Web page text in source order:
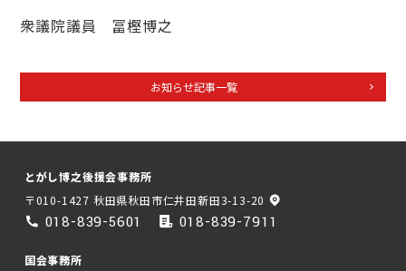
衆議院議員 冨樫博之
お知らせ記事一覧
とがし博之後援会事務所
〒010-1427 秋田県秋田市仁井田新田3-13-20
018-839-5601 018-839-7911
国会事務所